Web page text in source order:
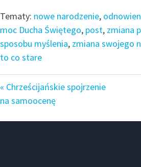
Tematy: nowe narodzenie,
moc Ducha Świętego, post, zmiana
sposobu myślenia, zmiana swojego
to co stare
« Chrześcijańskie spojrzenie
na samoocenę